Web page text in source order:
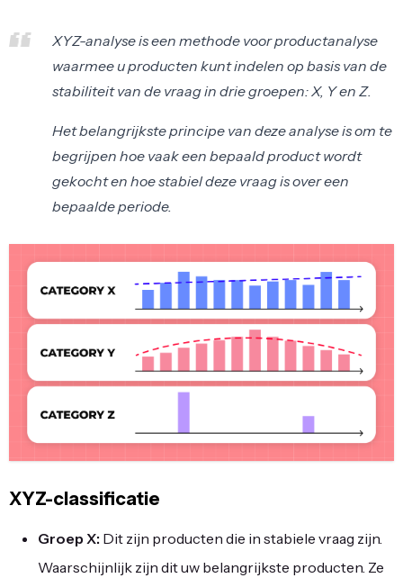
XYZ-analyse is een methode voor productanalyse
waarmee u producten kunt indelen op basis van de
stabiliteit van de vraag in drie groepen: X, Y en Z.
Het belangrijkste principe van deze analyse is om te
begrijpen hoe vaak een bepaald product wordt
gekocht en hoe stabiel deze vraag is over een
bepaalde periode.
XYZ-classificatie
Groep X: Dit zijn producten die in stabiele vraag zijn.
Waarschijnlijk zijn dit uw belangrijkste producten. Ze